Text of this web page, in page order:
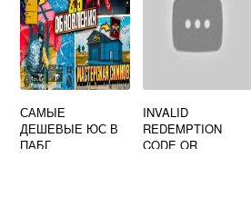
САМЫЕ
ДЕШЕВЫЕ ЮС В
ПАБГ
INVALID
REDEMPTION
CODE OR